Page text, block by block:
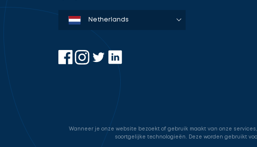
Denmark
Sweden
Norway
Netherlands
Germany
USA
Wanneer je onze website bezoekt of gebruik maakt van onze
soortgelijke technologieën. Deze worden gebruikt